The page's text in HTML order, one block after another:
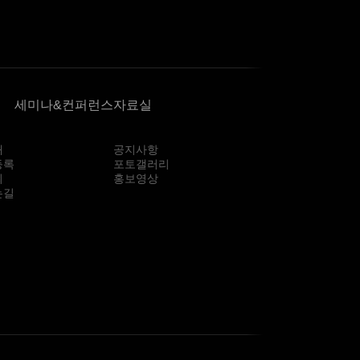
록
세미나&컨퍼런스자료실
공지사항
포토갤러리
홍보영상